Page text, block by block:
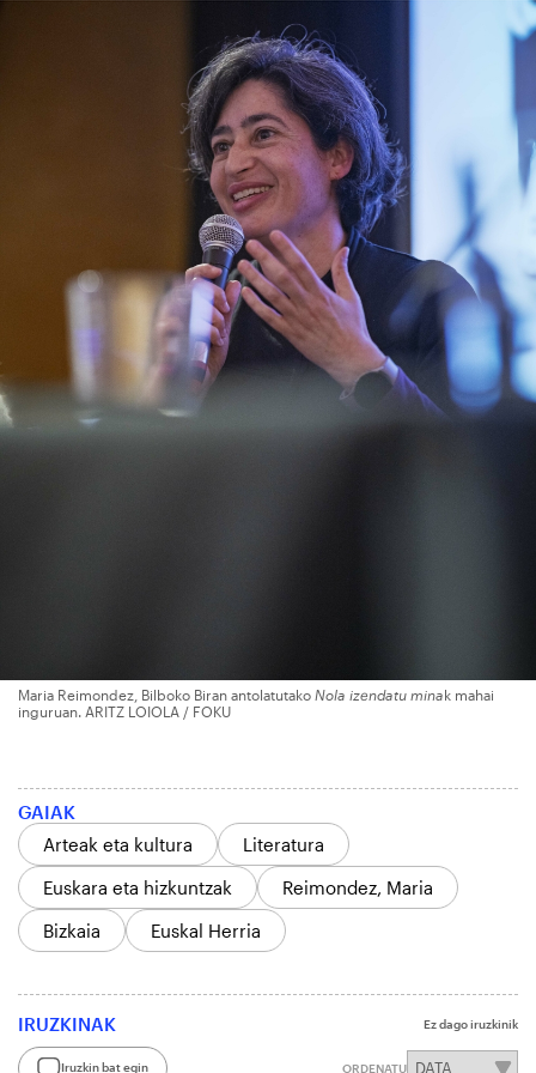
Maria Reimondez, Bilboko Biran antolatutako Nola izendatu minak mahai
inguruan. ARITZ LOIOLA / FOKU
GAIAK
Arteak eta kultura
Literatura
Euskara eta hizkuntzak
Reimondez, Maria
Bizkaia
Euskal Herria
IRUZKINAK Ez dago iruzkinik
Iruzkin bat egin ORDENATU